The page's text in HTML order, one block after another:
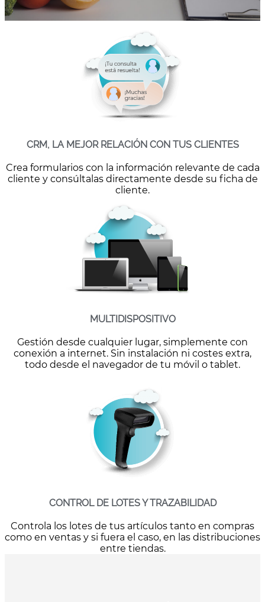
CRM, LA MEJOR RELACIÓN CON TUS CLIENTES
Crea formularios con la información relevante de cada
cliente y consúltalas directamente desde su ficha de
cliente.
MULTIDISPOSITIVO
Gestión desde cualquier lugar, simplemente con
conexión a internet. Sin instalación ni costes extra,
todo desde el navegador de tu móvil o tablet.
CONTROL DE LOTES Y TRAZABILIDAD
Controla los lotes de tus artículos tanto en compras
como en ventas y si fuera el caso, en las distribuciones
entre tiendas.